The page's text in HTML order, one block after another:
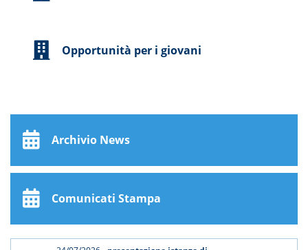
Opportunità per i giovani
Archivio News
Comunicati Stampa